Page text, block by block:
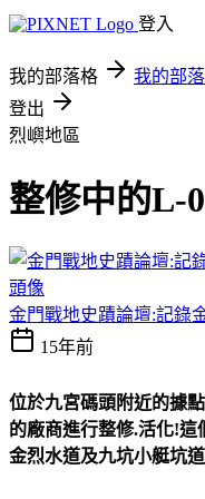
登入
我的部落格 我的部
登出
烈嶼地區
整修中的L-
金門戰地史蹟論壇:記錄
15年前
位於九宮碼頭附近的據
的廠商進行整修.活化!這
金烈水道及九坑小艇坑